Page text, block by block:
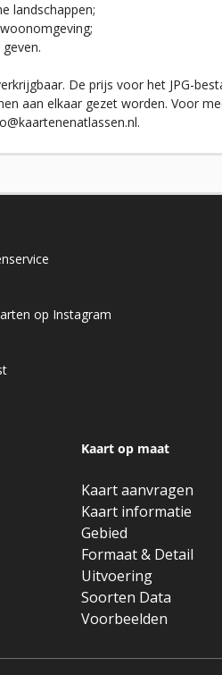
landschappen;
De prijs voor het JPG-
aan elkaar gezet worden. Voor
op Instagram
Kaart op maat
Kaart aanvragen
Kaart informatie
Gebied
Formaat & Detail
Uitvoering
Soorten Data
Voorbeelden